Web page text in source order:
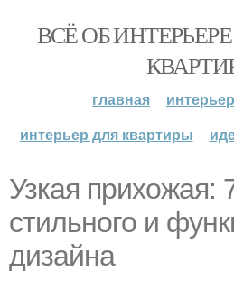
ВСЁ ОБ
главная
интерьер для квартиры
Узкая прихожая:
стильного и
дизайна